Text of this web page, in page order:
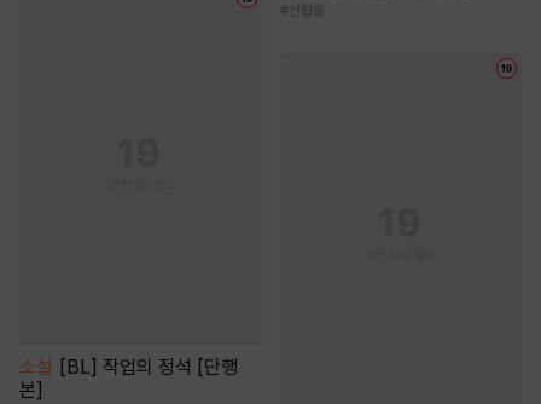
소설
[BL] 작업의 정석 [단행
본]
#선협물